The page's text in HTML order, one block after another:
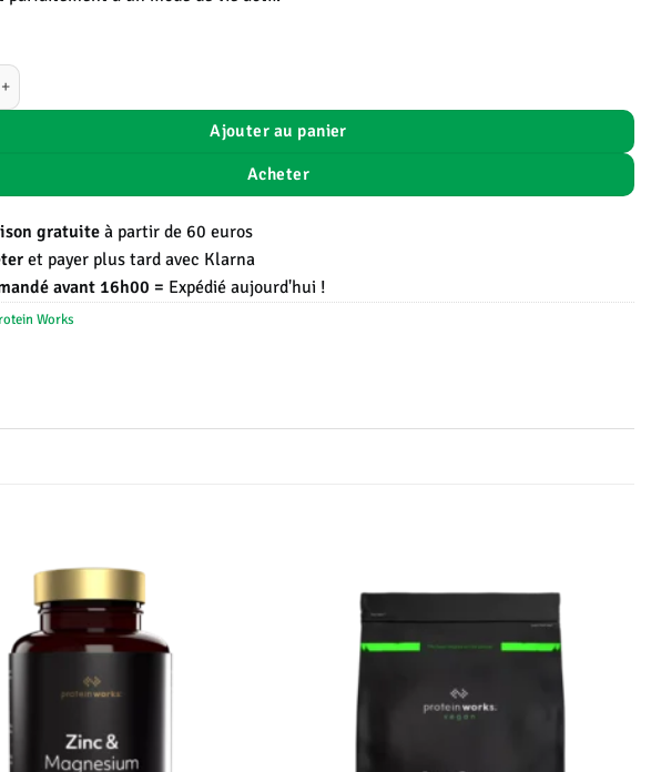
Mane Limitless
Ajouter au panier
Acheter
gratuite à partir de 60 euros
et payer plus tard avec Klarna
avant 16h00 = Expédié aujourd'hui !
Works